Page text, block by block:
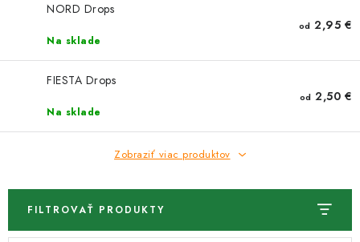
NORD Drops
Na sklade
od 2,95 €
FIESTA Drops
Na sklade
od 2,50 €
Zobraziť viac produktov
FILTROVAŤ PRODUKTY